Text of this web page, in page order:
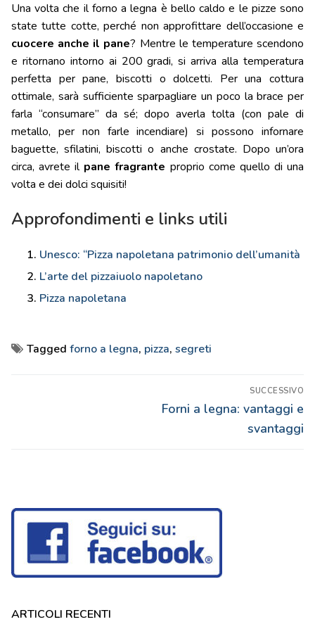
Una volta che il forno a legna è bello caldo e le pizze sono
state tutte cotte, perché non approfittare dell’occasione e
cuocere anche il pane? Mentre le temperature scendono
e ritornano intorno ai 200 gradi, si arriva alla temperatura
perfetta per pane, biscotti o dolcetti. Per una cottura
ottimale, sarà sufficiente sparpagliare un poco la brace per
farla “consumare” da sé; dopo averla tolta (con pale di
metallo, per non farle incendiare) si possono infornare
baguette, sfilatini, biscotti o anche crostate. Dopo un’ora
circa, avrete il pane fragrante proprio come quello di una
volta e dei dolci squisiti!
Approfondimenti e links utili
Unesco: “Pizza napoletana patrimonio dell’umanità
L’arte del pizzaiuolo napoletano
Pizza napoletana
Tagged forno a legna, pizza, segreti
SUCCESSIVO
Articolo
Forni a legna: vantaggi e
svantaggi
ARTICOLI RECENTI